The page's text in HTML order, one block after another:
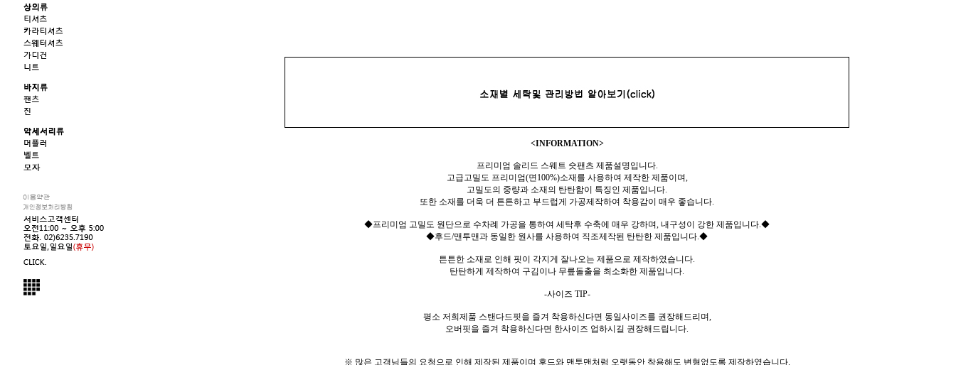
<INFORMATION>
프리미엄 솔리드 스웨트 숏팬츠 제품설명입니다.
고급고밀도 프리미엄(면100%)소재를 사용하여 제작한 제품이며,
고밀도의 중량과 소재의 탄탄함이 특징인 제품입니다.
또한 소재를 더욱 더 튼튼하고 부드럽게 가공제작하여 착용감이 매우 좋습니다.
◆프리미엄 고밀도 원단으로 수차례 가공을 통하여 세탁후 수축에 매우 강하며, 내구성이 강한 제품입니다.◆
◆후드/맨투맨과 동일한 원사를 사용하여 직조제작된 탄탄한 제품입니다.◆
튼튼한 소재로 인해 핏이 각지게 잘나오는 제품으로 제작하였습니다.
탄탄하게 제작하여 구김이나 무릎돌출을 최소화한 제품입니다.
-사이즈 TIP-
평소 저희제품 스탠다드핏을 즐겨 착용하신다면 동일사이즈를 권장해드리며,
오버핏을 즐겨 착용하신다면 한사이즈 업하시길 권장해드립니다.
※ 많은 고객님들의 요청으로 인해 제작된 제품이며 후드와 맨투맨처럼 오랫동안 착용해도 변형없도록 제작하였습니다.